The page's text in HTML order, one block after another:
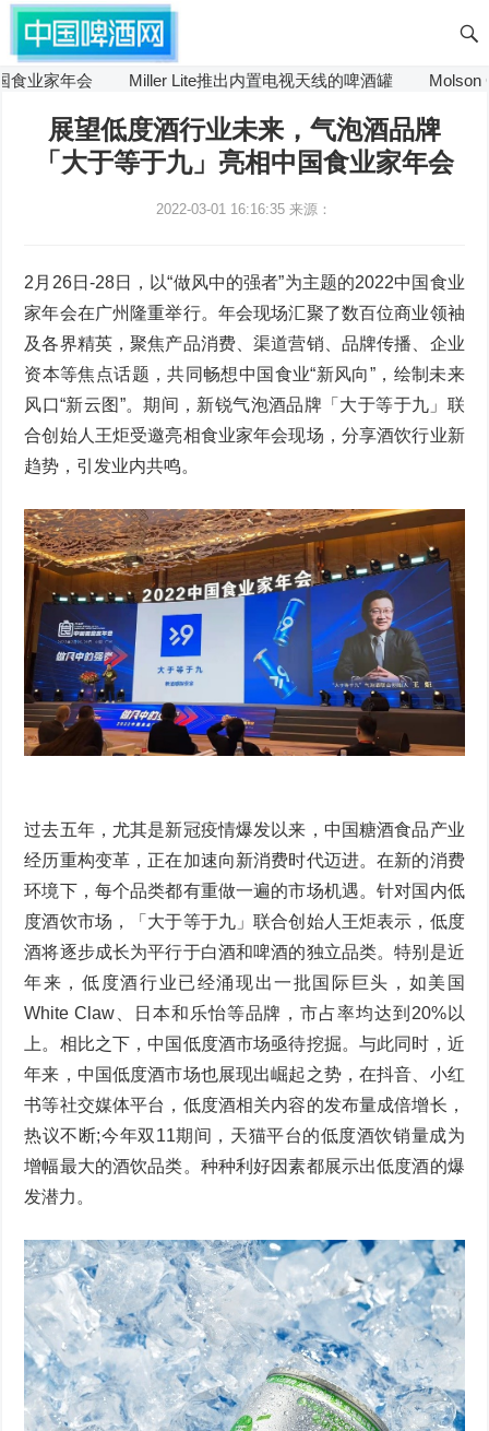
家年会 Miller Lite推出内置电视天线的啤酒罐 Molson
展望低度酒行业未来，气泡酒品牌
「大于等于九」亮相中国食业家年会
2022-03-01 16:16:35 来源：
2月26日-28日，以“做风中的强者”为主题的2022中国食业
家年会在广州隆重举行。年会现场汇聚了数百位商业领袖
及各界精英，聚焦产品消费、渠道营销、品牌传播、企业
资本等焦点话题，共同畅想中国食业“新风向”，绘制未来
风口“新云图”。期间，新锐气泡酒品牌「大于等于九」联
合创始人王炬受邀亮相食业家年会现场，分享酒饮行业新
趋势，引发业内共鸣。
过去五年，尤其是新冠疫情爆发以来，中国糖酒食品产业
经历重构变革，正在加速向新消费时代迈进。在新的消费
环境下，每个品类都有重做一遍的市场机遇。针对国内低
度酒饮市场，「大于等于九」联合创始人王炬表示，低度
酒将逐步成长为平行于白酒和啤酒的独立品类。特别是近
年来，低度酒行业已经涌现出一批国际巨头，如美国
White Claw、日本和乐怡等品牌，市占率均达到20%以
上。相比之下，中国低度酒市场亟待挖掘。与此同时，近
年来，中国低度酒市场也展现出崛起之势，在抖音、小红
书等社交媒体平台，低度酒相关内容的发布量成倍增长，
热议不断;今年双11期间，天猫平台的低度酒饮销量成为
增幅最大的酒饮品类。种种利好因素都展示出低度酒的爆
发潜力。